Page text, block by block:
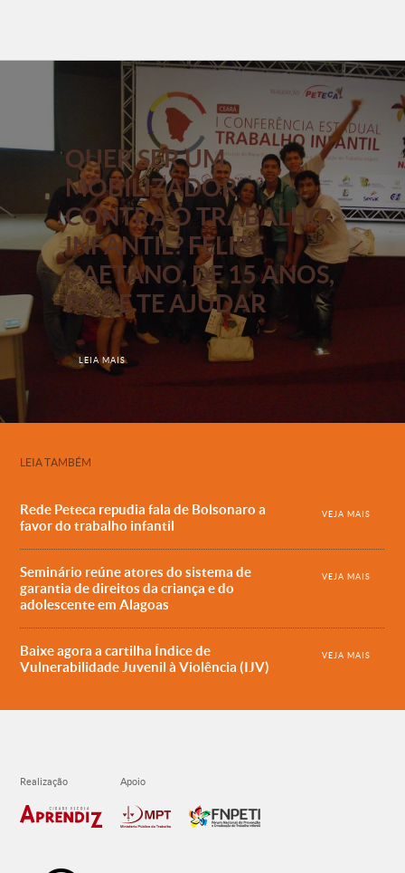
QUER SER UM
MOBILIZADOR
CONTRA O TRABALHO
INFANTIL? FELIPE
CAETANO, DE 15 ANOS,
PODE TE AJUDAR
LEIA MAIS
LEIA TAMBÉM
Rede Peteca repudia fala de Bolsonaro a
favor do trabalho infantil
VEJA MAIS
Seminário reúne atores do sistema de
garantia de direitos da criança e do
adolescente em Alagoas
VEJA MAIS
Baixe agora a cartilha Índice de
Vulnerabilidade Juvenil à Violência (IJV)
VEJA MAIS